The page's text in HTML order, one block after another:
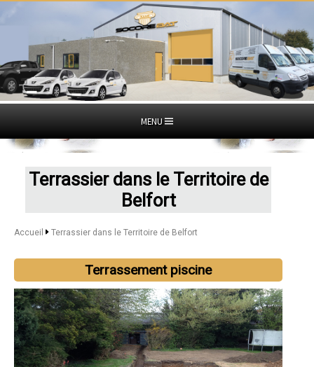
MENU
Terrassier dans le Territoire de
Belfort
Accueil Terrassier dans le Territoire de Belfort
Terrassement piscine